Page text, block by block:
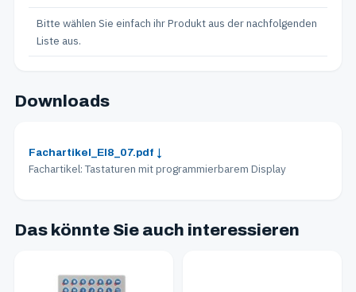
Bitte wählen Sie einfach ihr Produkt aus der nachfolgenden
Liste aus.
Downloads
Fachartikel_EI8_07.pdf ↓
Fachartikel: Tastaturen mit programmierbarem Display
Das könnte Sie auch interessieren